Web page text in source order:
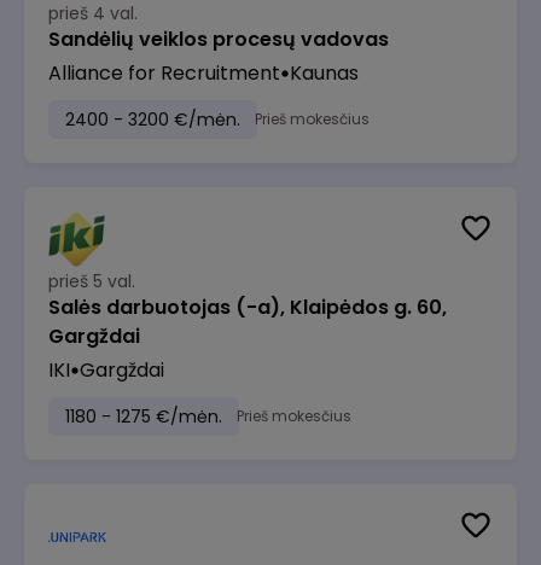
prieš 4 val.
Sandėlių veiklos procesų vadovas
Alliance for Recruitment Kaunas
2400 - 3200 €/mėn. Prieš mokesčius
prieš 5 val.
Salės darbuotojas (-a), Klaipėdos g. 60,
Gargždai
IKI Gargždai
1180 - 1275 €/mėn. Prieš mokesčius